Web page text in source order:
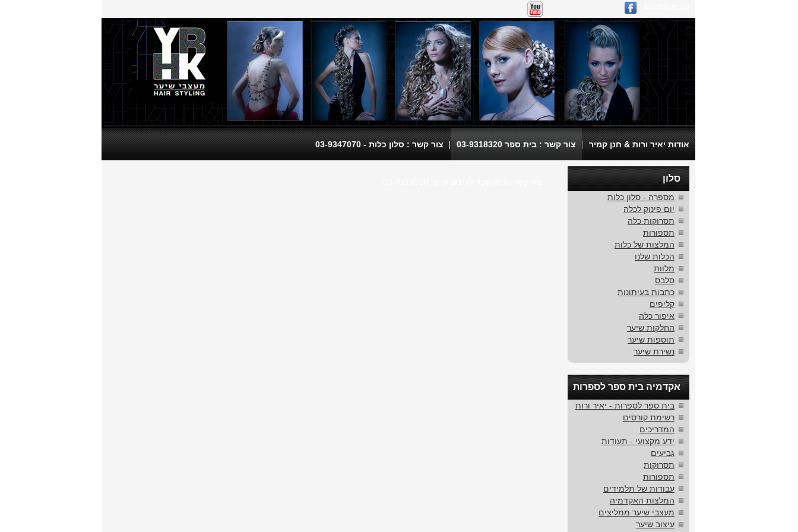
אודות יאיר ורות & חנן קמיר | צור קשר : בית ספר 03-9318320 | צור קשר : סלון כלות - 03-9347070
סלון
מספרה - סלון כלות
יום פינוק לכלה
תסרוקות כלה
תספורות
המלצות של כלות
הכלות שלנו
מלוות
סלבס
כתבות בעיתונות
קליפים
איפור כלה
החלקות שיער
תוספות שיער
נשירת שיער
אקדמיה בית ספר לספרות
בית ספר לספרות - יאיר ורות
רשימת קורסים
המדריכים
ידע מקצועי - תעודות
גביעים
תסרוקות
תספורות
עבודות של תלמידים
המלצות האקדמיה
מעצבי שיער ממליצים
עיצוב שיער